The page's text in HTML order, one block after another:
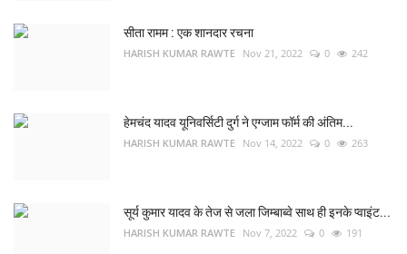
सीता रामम : एक शानदार रचना
HARISH KUMAR RAWTE Nov 21, 2022 0 242
हेमचंद यादव यूनिवर्सिटी दुर्ग ने एग्जाम फॉर्म की अंतिम...
HARISH KUMAR RAWTE Nov 14, 2022 0 263
सूर्य कुमार यादव के तेज से जला जिम्बाब्वे साथ ही इनके प्वाइंट...
HARISH KUMAR RAWTE Nov 7, 2022 0 191